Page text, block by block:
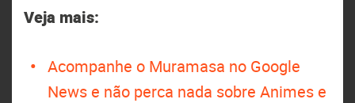
Veja mais:
Acompanhe o Muramasa no Google
News e não perca nada sobre Animes e